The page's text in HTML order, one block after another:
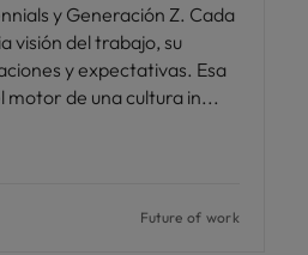
y Generación Z. Cada
visión del trabajo, su
y expectativas. Esa
motor de una cultura in
Future of work